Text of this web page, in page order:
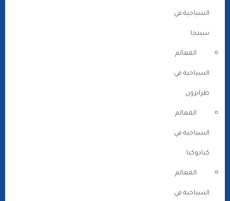
السياحية في
سبنجا
المعالم
السياحية في
طرابزون
المعالم
السياحية في
كبادوكيا
المعالم
السياحية في